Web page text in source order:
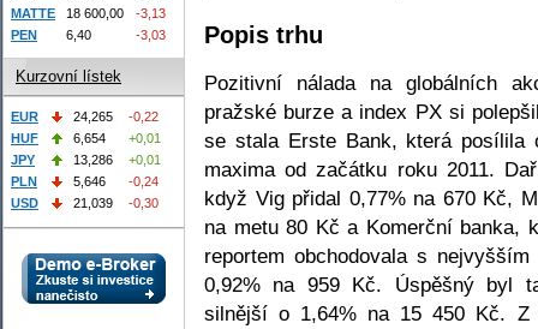
Popis trhu
Pozitivní nálada na globálních
pražské burze a index PX si
se stala Erste Bank, která
maxima od začátku roku 2011.
když Vig přidal 0,77% na 670 Kč,
na metu 80 Kč a Komerční banka,
reportem obchodovala s
0,92% na 959 Kč. Úspěšný byl
silnější o 1,64% na 15 450 Kč. Z
MATTE
18 600,00
-3,13
PEN
6,40 -3,03
Kurzovní lístek
EUR 24,265
-0,22
HUF
6,654
+0,01
JPY
13,286
+0,01
PLN
5,646
-0,24
USD
21,039 -0,30